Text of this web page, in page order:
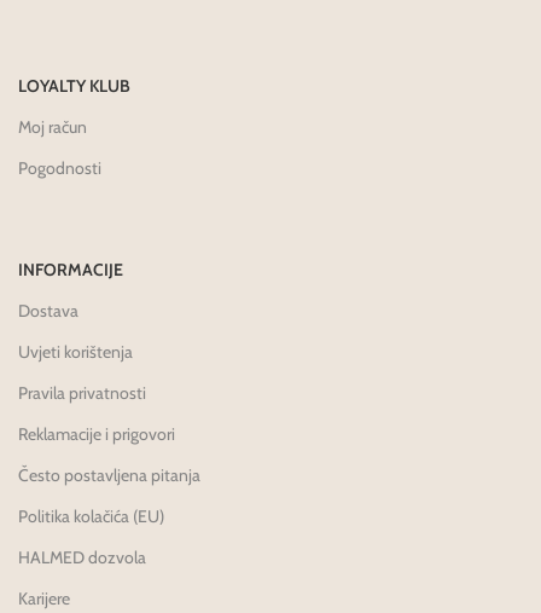
LOYALTY KLUB
Moj račun
Pogodnosti
INFORMACIJE
Dostava
Uvjeti korištenja
Pravila privatnosti
Reklamacije i prigovori
Često postavljena pitanja
Politika kolačića (EU)
HALMED dozvola
Karijere